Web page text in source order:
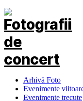
Arhivă Foto
Evenimente
Evenimente trecute